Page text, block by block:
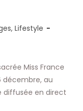
Lifestyle
Miss France
décembre, au
diffusée en direct